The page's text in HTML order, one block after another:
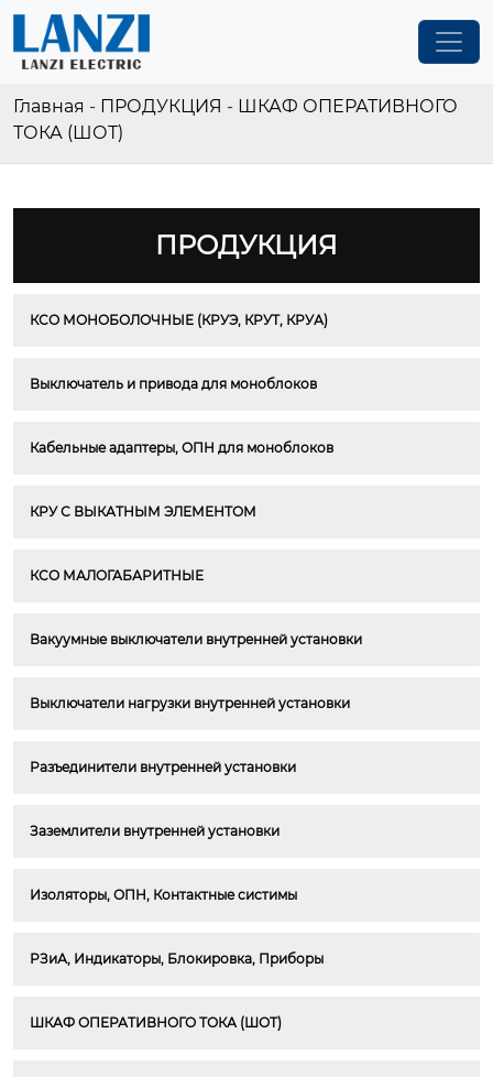
Главная - ПРОДУКЦИЯ - ШКАФ ОПЕРАТИВНОГО
ТОКА (ШОТ)
ПРОДУКЦИЯ
КСО МОНОБОЛОЧНЫЕ (КРУЭ, КРУТ, КРУА)
Выключатель и привода для моноблоков
Кабельные адаптеры, ОПН для моноблоков
КРУ С ВЫКАТНЫМ ЭЛЕМЕНТОМ
КСО МАЛОГАБАРИТНЫЕ
Вакуумные выключатели внутренней установки
Выключатели нагрузки внутренней установки
Разъединители внутренней установки
Заземлители внутренней установки
Изоляторы, ОПН, Контактные систимы
РЗиА, Индикаторы, Блокировка, Приборы
ШКАФ ОПЕРАТИВНОГО ТОКА (ШОТ)